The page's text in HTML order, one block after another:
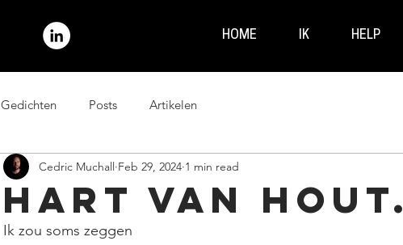
HOME IK HELP
Gedichten Posts Artikelen
Hart van Hout.
Cedric Muchall Feb 29, 2024 1 min read
Ik zou soms zeggen